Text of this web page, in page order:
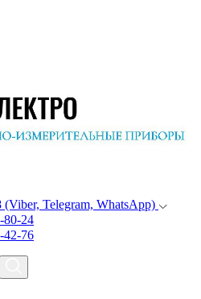
Telegram, WhatsApp)
80-24
42-76